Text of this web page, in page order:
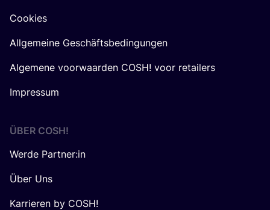
Cookies
Allgemeine Geschäftsbedingungen
Algemene voorwaarden COSH! voor retailers
Impressum
ÜBER COSH!
Werde Partner:in
Über Uns
Karrieren by COSH!